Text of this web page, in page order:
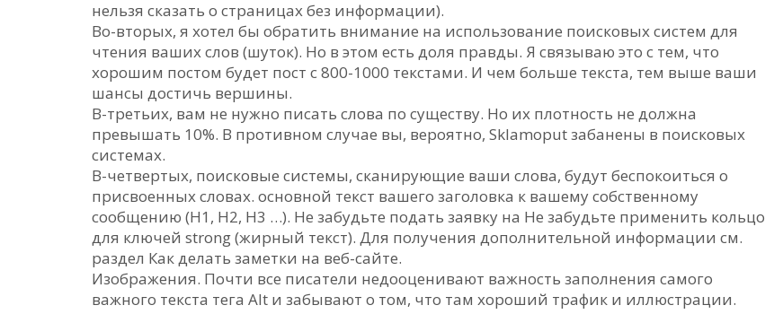
нельзя сказать о страницах без информации).
Во-вторых, я хотел бы обратить внимание на использование поисковых систем для
чтения ваших слов (шуток). Но в этом есть доля правды. Я связываю это с тем, что
хорошим постом будет пост с 800-1000 текстами. И чем больше текста, тем выше ваши
шансы достичь вершины.
В-третьих, вам не нужно писать слова по существу. Но их плотность не должна
превышать 10%. В противном случае вы, вероятно, Sklamoput забанены в поисковых
системах.
В-четвертых, поисковые системы, сканирующие ваши слова, будут беспокоиться о
присвоенных словах. основной текст вашего заголовка к вашему собственному
сообщению (H1, H2, H3 …). Не забудьте подать заявку на Не забудьте применить кольцо
для ключей strong (жирный текст). Для получения дополнительной информации см.
раздел Как делать заметки на веб-сайте.
Изображения. Почти все писатели недооценивают важность заполнения самого
важного текста тега Alt и забывают о том, что там хороший трафик и иллюстрации.